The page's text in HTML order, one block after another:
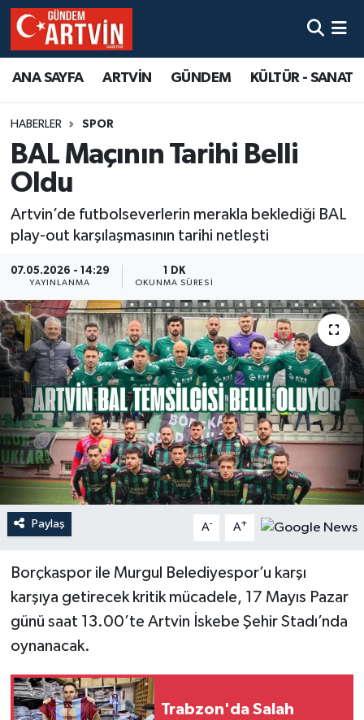
ANA SAYFA ARTVİN GÜNDEM KÜLTÜR - SANAT
HABERLER SPOR
BAL Maçının Tarihi Belli
Oldu
Artvin’de futbolseverlerin merakla beklediği BAL
play-out karşılaşmasının tarihi netleşti
07.05.2026 - 14:29
YAYINLANMA
1 DK
OKUNMA SÜRESI
Paylaş A- A+
Borçkaspor ile Murgul Belediyespor’u karşı
karşıya getirecek kritik mücadele, 17 Mayıs Pazar
günü saat 13.00’te Artvin İskebe Şehir Stadı’nda
oynanacak.
Trabzon'da Salah